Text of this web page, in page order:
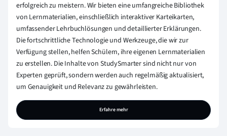
erfolgreich zu meistern. Wir bieten eine umfangreiche Bibliothek
von Lernmaterialien, einschließlich interaktiver Karteikarten,
umfassender Lehrbuchlösungen und detaillierter Erklärungen.
Die fortschrittliche Technologie und Werkzeuge, die wir zur
Verfügung stellen, helfen Schülern, ihre eigenen Lernmaterialien
zu erstellen. Die Inhalte von StudySmarter sind nicht nur von
Experten geprüft, sondern werden auch regelmäßig aktualisiert,
um Genauigkeit und Relevanz zu gewährleisten.
Erfahre mehr